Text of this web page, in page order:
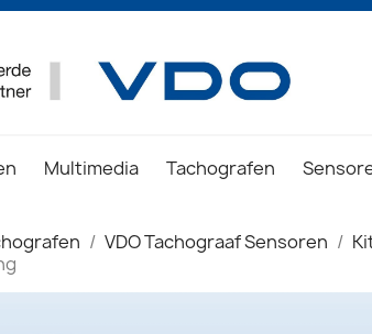
Multimedia Tachografen
VDO Tachograaf Sensoren